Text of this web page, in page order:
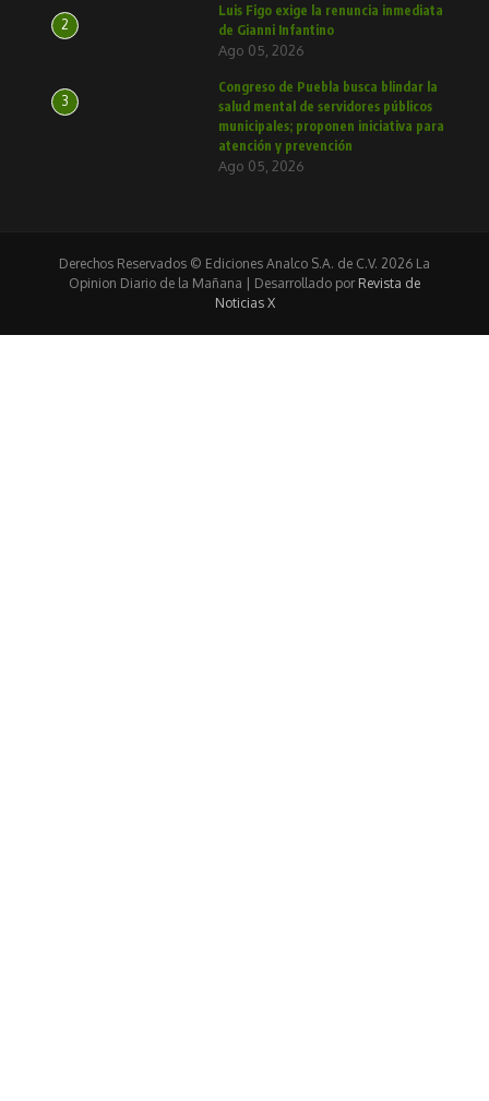
2
Luis Figo exige la renuncia inmediata
de Gianni Infantino
Ago 05, 2026
3
Congreso de Puebla busca blindar la
salud mental de servidores públicos
municipales; proponen iniciativa para
atención y prevención
Ago 05, 2026
Derechos Reservados © Ediciones Analco S.A. de C.V. 2026 La
Opinion Diario de la Mañana | Desarrollado por Revista de
Noticias X